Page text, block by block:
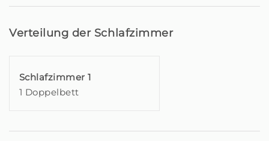
Durch seine Nähe zur berühmten Meeresallee bietet
lässt Sie in die Wärme und das tägliche Leben der Stadt
Um Ihr Komfort zu gewährleisten, verfügt es über einen
modernen Aufzug, der Zugang zu allen Etagen des
Ihnen ermöglicht, Mahlzeiten in der Bequemlichkeit
Verteilung der Schlafzimmer
Schlafzimmer 1
1 Doppelbett